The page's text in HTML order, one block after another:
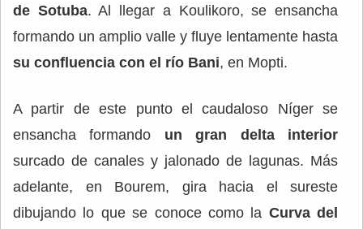
de Sotuba. Al llegar a Koulikoro, se ensancha
formando un amplio valle y fluye lentamente hasta
su confluencia con el río Bani, en Mopti.
A partir de este punto el caudaloso Níger se
ensancha formando un gran delta interior
surcado de canales y jalonado de lagunas. Más
adelante, en Bourem, gira hacia el sureste
dibujando lo que se conoce como la Curva del